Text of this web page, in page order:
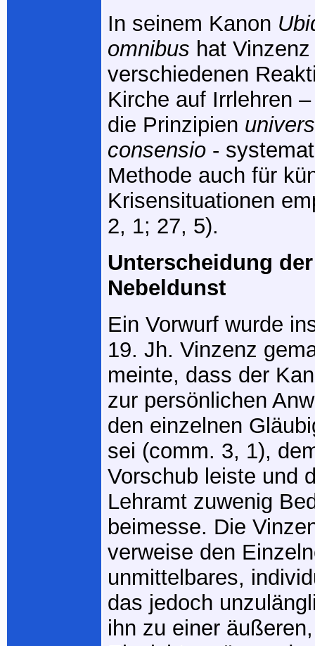
In seinem Kanon
omnibus hat
verschiedenen
Kirche auf Irrlehren
die Prinzipien
consensio -
Methode auch für
Krisensituationen
2, 1; 27, 5).
Unterscheidung
Nebeldunst
Ein Vorwurf wurde
19. Jh. Vinzenz
meinte, dass der
zur persönlichen
den einzelnen
sei (comm. 3, 1),
Vorschub leiste und
Lehramt zuwenig
beimesse. Die
verweise den
unmittelbares,
das jedoch
ihn zu einer